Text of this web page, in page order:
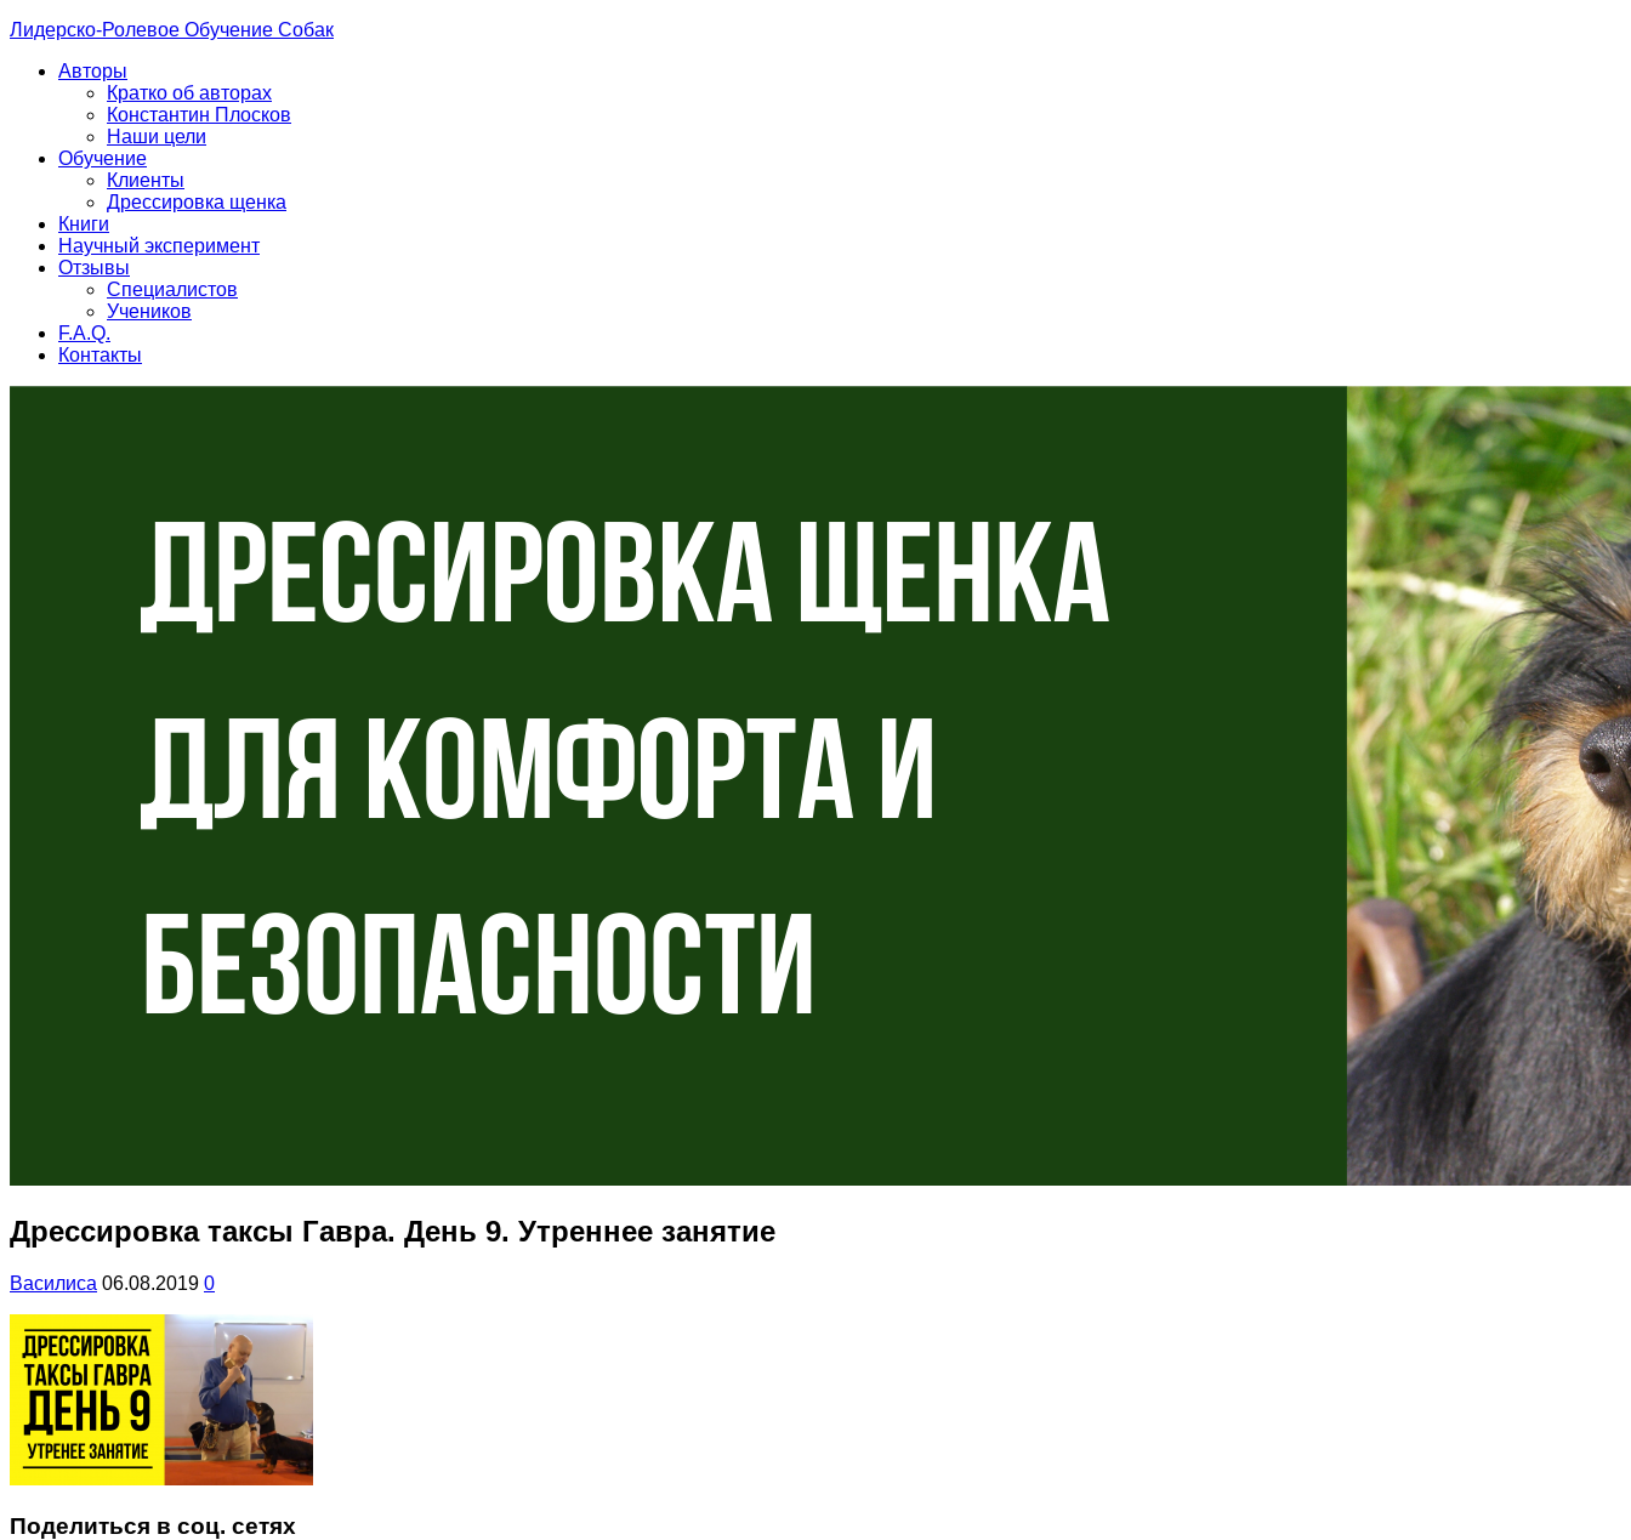
Лидерско-Ролевое Обучение Собак
Авторы
Кратко об авторах
Константин Плосков
Наши цели
Обучение
Клиенты
Дрессировка щенка
Книги
Научный эксперимент
Отзывы
Специалистов
Учеников
F.A.Q.
Контакты
Дрессировка таксы Гавра. День 9. Утреннее занятие
Василиса 06.08.2019 0
Поделиться в соц. сетях